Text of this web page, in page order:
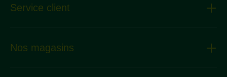
Service client
Nos magasins